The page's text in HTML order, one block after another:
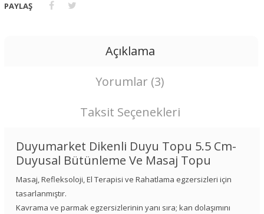
PAYLAŞ
Açıklama
Yorumlar (3)
Taksit Seçenekleri
Duyumarket Dikenli Duyu Topu 5.5 Cm-
Duyusal Bütünleme Ve Masaj Topu
Masaj, Refleksoloji, El Terapisi ve Rahatlama egzersizleri için
tasarlanmıştır.
Kavrama ve parmak egzersizlerinin yanı sıra; kan dolaşımını